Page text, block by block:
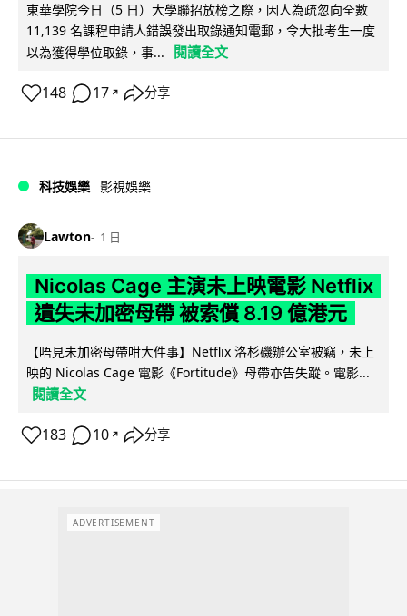
東華學院今日（5 日）大學聯招放榜之際，因人為疏忽向全數
11,139 名課程申請人錯誤發出取錄通知電郵，令大批考生一度
以為獲得學位取錄，事...
閱讀全文
148 17 ↗ 分享
科技娛樂 影視娛樂
Lawton 1 日
Nicolas Cage 主演未上映電影 Netflix
遺失未加密母帶 被索償 8.19 億港元
【唔見未加密母帶咁大件事】Netflix 洛杉磯辦公室被竊，未上
映的 Nicolas Cage 電影《Fortitude》母帶亦告失蹤。電影...
閱讀全文
183 10 ↗ 分享
ADVERTISEMENT